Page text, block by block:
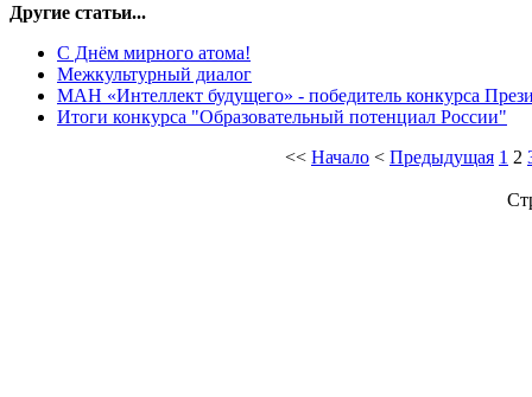
Другие статьи...
С Днём мирного атома!
Межкультурный диалог
МАН «Интеллект будущего» - победитель конкурса
Итоги конкурса "Образовательный потенциал России"
<< Начало < Предыдущая 1 2